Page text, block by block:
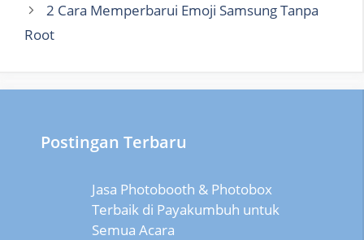
2 Cara Memperbarui Emoji Samsung Tanpa
Root
Postingan Terbaru
Jasa Photobooth & Photobox
Terbaik di Payakumbuh untuk
Semua Acara